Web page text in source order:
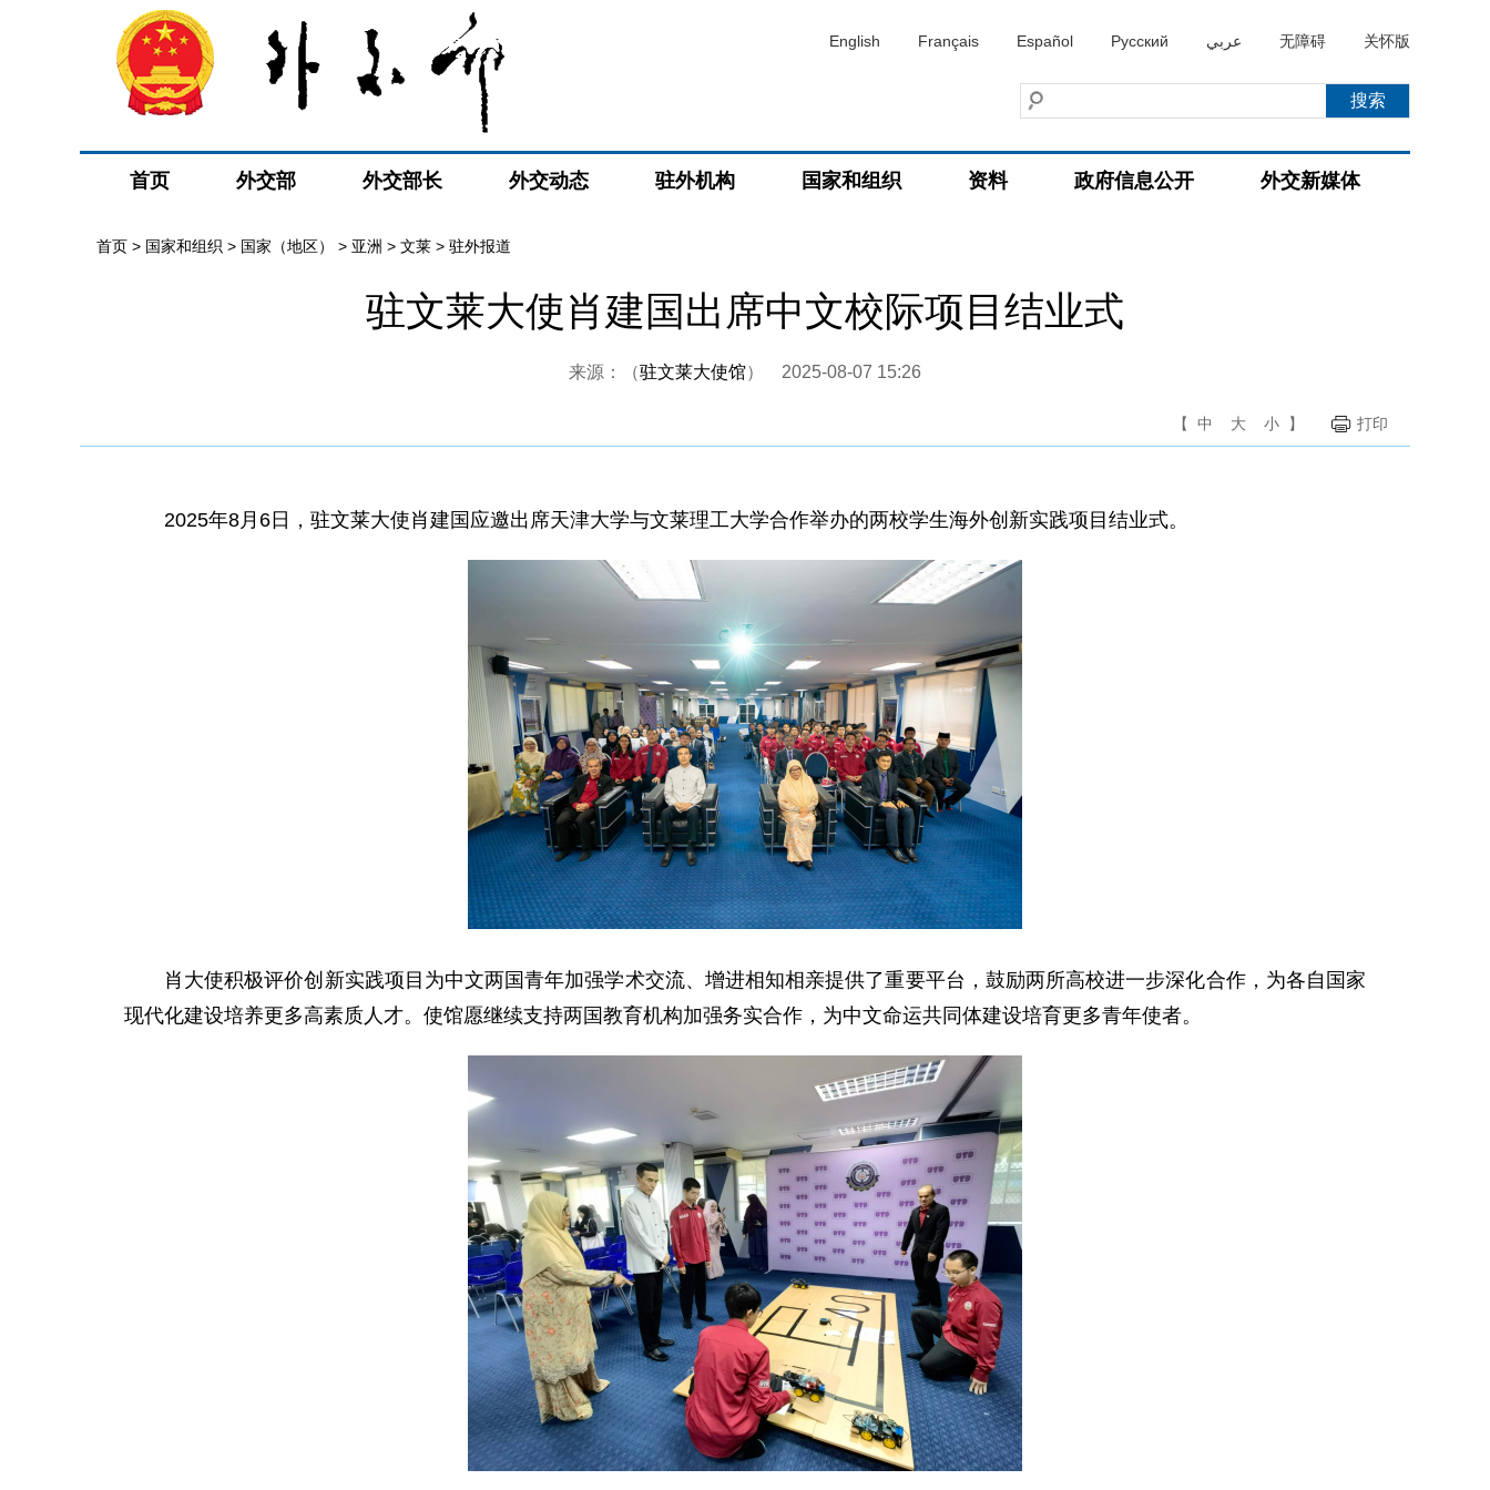
English Français Español Русский عربي 无障碍 关怀版
首页 外交部 外交部长 外交动态 驻外机构 国家和组织 资料 政府信息公开 外交新媒体
首页 > 国家和组织 > 国家（地区） > 亚洲 > 文莱 > 驻外报道
驻文莱大使肖建国出席中文校际项目结业式
来源：（驻文莱大使馆） 2025-08-07 15:26
【 中 大 小 】 打印
2025年8月6日，驻文莱大使肖建国应邀出席天津大学与文莱理工大学合作举办的两校学生海外创新实践项目结业式。
肖大使积极评价创新实践项目为中文两国青年加强学术交流、增进相知相亲提供了重要平台，鼓励两所高校进一步深化合作，为各自国家
现代化建设培养更多高素质人才。使馆愿继续支持两国教育机构加强务实合作，为中文命运共同体建设培育更多青年使者。